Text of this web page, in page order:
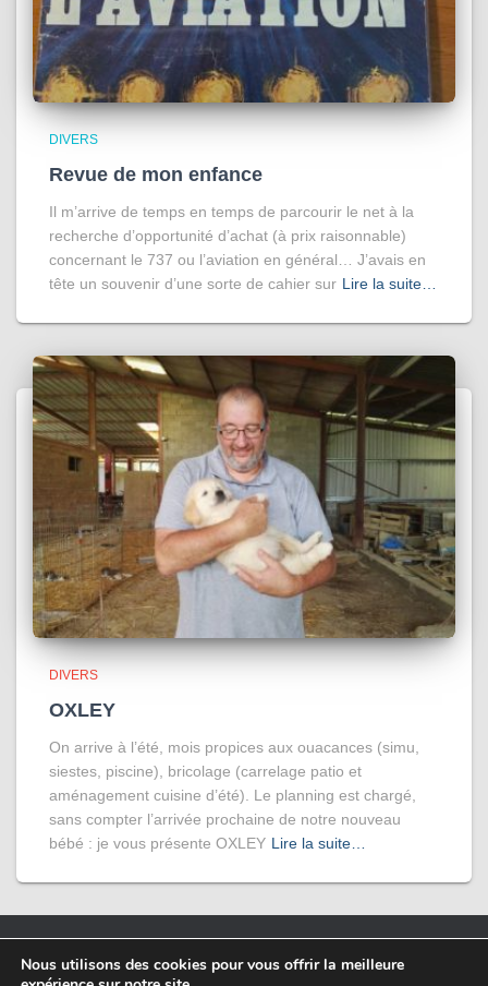
DIVERS
Revue de mon enfance
Il m’arrive de temps en temps de parcourir le net à la
recherche d’opportunité d’achat (à prix raisonnable)
concernant le 737 ou l’aviation en général… J’avais en
tête un souvenir d’une sorte de cahier sur Lire la suite…
DIVERS
OXLEY
On arrive à l’été, mois propices aux ouacances (simu,
siestes, piscine), bricolage (carrelage patio et
aménagement cuisine d’été). Le planning est chargé,
sans compter l’arrivée prochaine de notre nouveau
bébé : je vous présente OXLEY Lire la suite…
Nous utilisons des cookies pour vous offrir la meilleure